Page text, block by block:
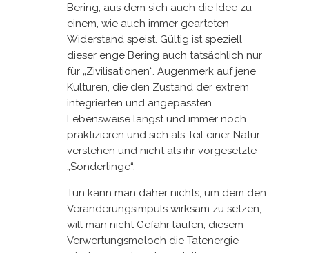
Bering, aus dem sich auch die Idee zu
einem, wie auch immer gearteten
Widerstand speist. Gültig ist speziell
dieser enge Bering auch tatsächlich nur
für „Zivilisationen“. Augenmerk auf jene
Kulturen, die den Zustand der extrem
integrierten und angepassten
Lebensweise längst und immer noch
praktizieren und sich als Teil einer Natur
verstehen und nicht als ihr vorgesetzte
„Sonderlinge“.
Tun kann man daher nichts, um dem den
Veränderungsimpuls wirksam zu setzen,
will man nicht Gefahr laufen, diesem
Verwertungsmoloch die Tatenergie